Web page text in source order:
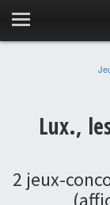
Lux.,
2 jeux-